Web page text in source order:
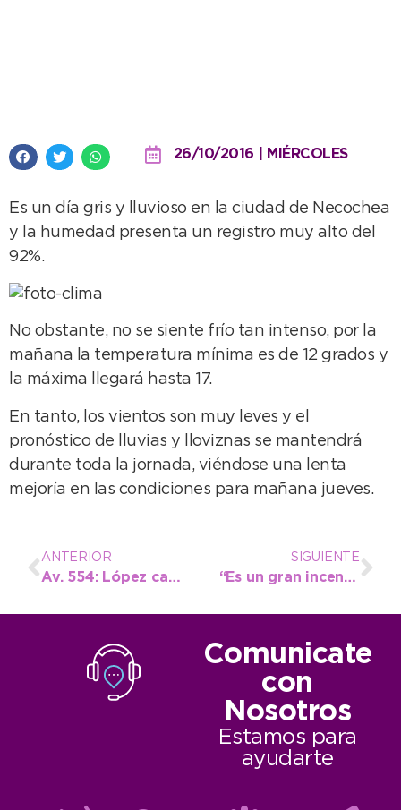
26/10/2016 | MIÉRCOLES
Es un día gris y lluvioso en la ciudad de Necochea
y la humedad presenta un registro muy alto del
92%.
No obstante, no se siente frío tan intenso, por la
mañana la temperatura mínima es de 12 grados y
la máxima llegará hasta 17.
En tanto, los vientos son muy leves y el
pronóstico de lluvias y lloviznas se mantendrá
durante toda la jornada, viéndose una lenta
mejoría en las condiciones para mañana jueves.
ANTERIOR
Av. 554: López caminó sobre los primeros 100 metros de hormigonado
SIGUIENTE
“Es un gran incentivo este año tener el apoyo del Municipio”
Comunicate
con
Nosotros
Estamos para
ayudarte